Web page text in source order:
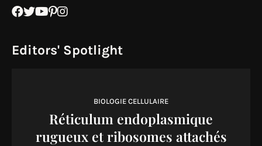
Editors' Spotlight
BIOLOGIE CELLULAIRE
Réticulum endoplasmique
rugueux et ribosomes attachés